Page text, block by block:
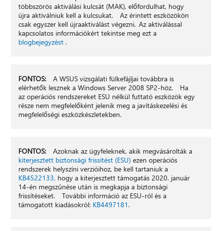
többszörös aktiválási kulcsát (MAK), előfordulhat, hogy
újra aktiválniuk kell a kulcsukat. Az érintett eszközökön
csak egyszer kell újraaktiválást végezni. Az aktiválással
kapcsolatos információkért tekintse meg ezt a
blogbejegyzést.
FONTOS:A WSUS vizsgálati fülkefájljai továbbra is
elérhetők lesznek a Windows Server 2008 SP2-höz. Ha
az operációs rendszereket ESU nélkül futtató eszközök egy
része nem megfelelőként jelenik meg a javításkezelési és
megfelelőségi eszközkészletekben.
FONTOS:Azoknak az ügyfeleknek, akik megvásárolták a
kiterjesztett biztonsági frissítést (ESU)ezen operációs
rendszerek helyszíni verzióihoz, be kell tartaniuk a
KB4522133, hogy a kiterjesztett támogatás 2020. január
14-én megszűnése után is megkapja a biztonsági
frissítéseket. További információ az ESU-ról és a
támogatott kiadásokról: KB4497181 .